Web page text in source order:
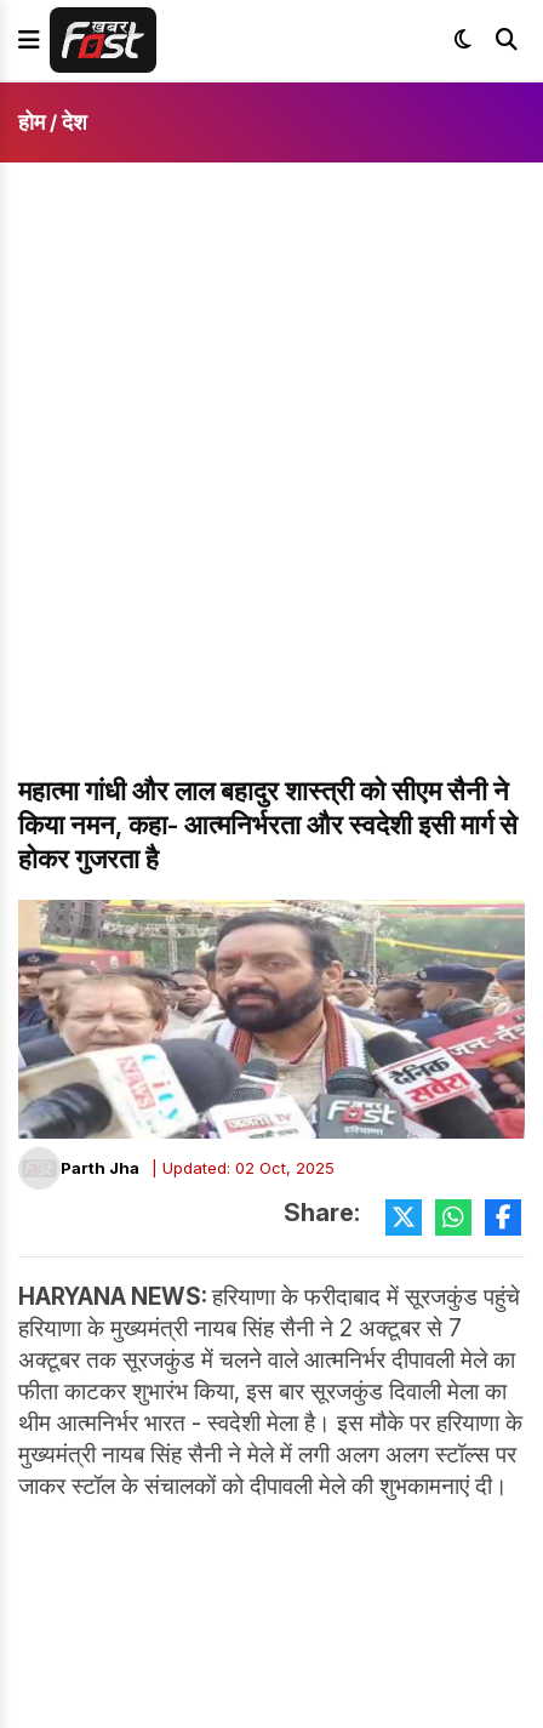
होम/ देश
महात्मा गांधी और लाल बहादुर शास्त्री को सीएम सैनी ने
किया नमन, कहा- आत्मनिर्भरता और स्वदेशी इसी मार्ग से
होकर गुजरता है
Parth Jha | Updated: 02 Oct, 2025
Share:
HARYANA NEWS:हरियाणा के फरीदाबाद में सूरजकुंड पहुंचे
हरियाणा के मुख्यमंत्री नायब सिंह सैनी ने 2 अक्टूबर से 7
अक्टूबर तक सूरजकुंड में चलने वाले आत्मनिर्भर दीपावली मेले का
फीता काटकर शुभारंभ किया, इस बार सूरजकुंड दिवाली मेला का
थीम आत्मनिर्भर भारत - स्वदेशी मेला है। इस मौके पर हरियाणा के
मुख्यमंत्री नायब सिंह सैनी ने मेले में लगी अलग अलग स्टॉल्स पर
जाकर स्टॉल के संचालकों को दीपावली मेले की शुभकामनाएं दी।